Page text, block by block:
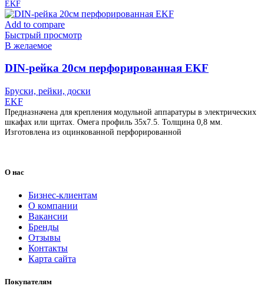
EKF
Add to compare
Быстрый просмотр
В желаемое
DIN-рейка 20см перфорированная EKF
Бруски, рейки, доски
EKF
Предназначена для крепления модульной аппаратуры в электрических
шкафах или щитах. Омега профиль 35х7.5. Толщина 0,8 мм.
Изготовлена из оцинкованной перфорированной
О нас
Бизнес-клиентам
О компании
Вакансии
Бренды
Отзывы
Контакты
Карта сайта
Покупателям